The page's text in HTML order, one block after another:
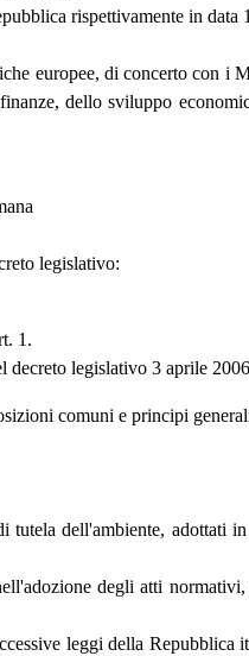
rispettivamente in data
europee, di concerto con
dello sviluppo
legislativo:
1.
decreto legislativo 3 aprile
comuni e principi
dell'ambiente, adottati
degli atti
leggi della